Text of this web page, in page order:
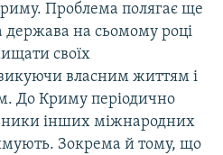
Проблема полягає ще
держава на сьомому році
своїх
власним життям і
До Криму періодично
інших міжнародних
Зокрема й тому, що